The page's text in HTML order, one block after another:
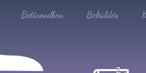
Betűrendben Beküldés